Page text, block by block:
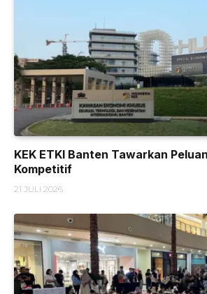
KEK ETKI Banten Tawarkan
Kompetitif
21 JULI 2026